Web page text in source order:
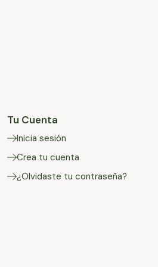
Tu Cuenta
Inicia sesión
Crea tu cuenta
¿Olvidaste tu contraseña?